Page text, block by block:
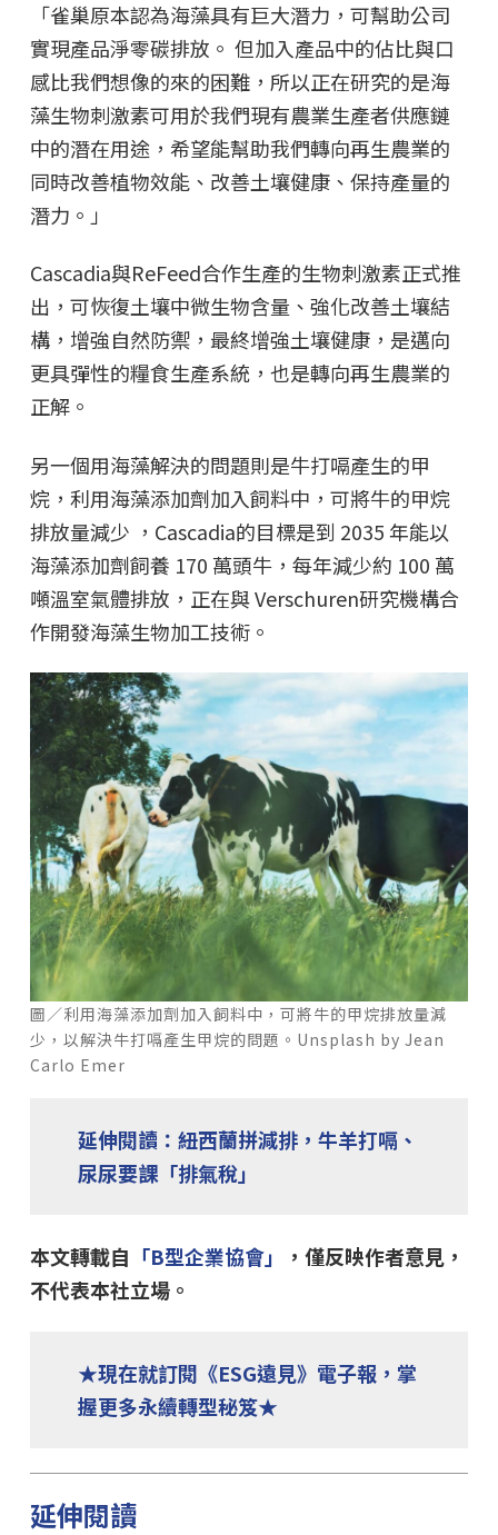
「雀巢原本認為海藻具有巨大潛力，可幫助公司
實現產品淨零碳排放。 但加入產品中的佔比與口
感比我們想像的來的困難，所以正在研究的是海
藻生物刺激素可用於我們現有農業生產者供應鏈
中的潛在用途，希望能幫助我們轉向再生農業的
同時改善植物效能、改善土壤健康、保持產量的
潛力。」
Cascadia與ReFeed合作生產的生物刺激素正式推
出，可恢復土壤中微生物含量、強化改善土壤結
構，增強自然防禦，最終增強土壤健康，是邁向
更具彈性的糧食生產系統，也是轉向再生農業的
正解。
另一個用海藻解決的問題則是牛打嗝產生的甲
烷，利用海藻添加劑加入飼料中，可將牛的甲烷
排放量減少 ，Cascadia的目標是到 2035 年能以
海藻添加劑飼養 170 萬頭牛，每年減少約 100 萬
噸溫室氣體排放，正在與 Verschuren研究機構合
作開發海藻生物加工技術。
圖／利用海藻添加劑加入飼料中，可將牛的甲烷排放量減
少，以解決牛打嗝產生甲烷的問題。Unsplash by Jean
Carlo Emer
延伸閱讀：紐西蘭拼減排，牛羊打嗝、
尿尿要課「排氣稅」
本文轉載自 「B型企業協會」
，僅反映作者意見，
不代表本社立場。
★現在就訂閱《ESG遠見》電子報，掌
握更多永續轉型秘笈★
延伸閱讀